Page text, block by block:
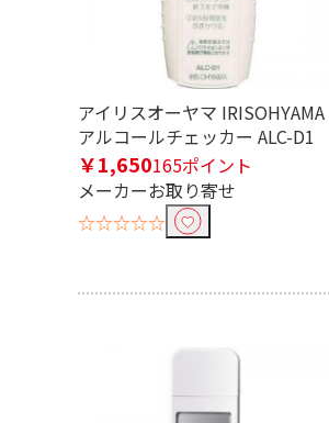
アイリスオーヤマ IRISOHYAMA
アルコールチェッカー ALC-D1
￥1,650165ポイント
メーカーお取り寄せ
☆☆☆☆☆
スマホアプリ対応で絞り込む
非対応
本体丸洗いで絞り込む
丸洗い可能 丸洗い不可
対応電圧で絞り込む